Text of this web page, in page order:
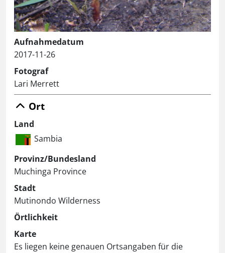
Aufnahmedatum
2017-11-26
Fotograf
Lari Merrett
Ort
Land
Sambia
Provinz/Bundesland
Muchinga Province
Stadt
Mutinondo Wilderness
Örtlichkeit
Karte
Es liegen keine genauen Ortsangaben für die